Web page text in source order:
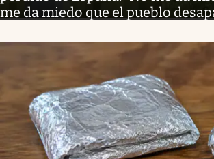
me da miedo que el pueblo